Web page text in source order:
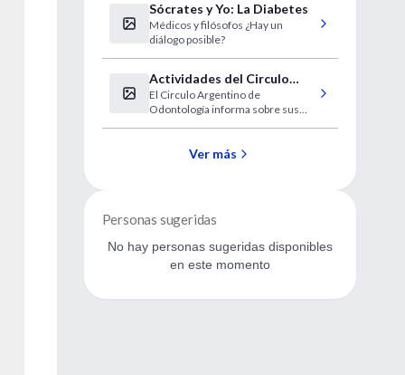
estudio advierte de que tales
remedios pueden incrementar el
riesgo de interacciones graves
con los medicamentos de
prescripción.
Sócrates y Yo: La Diabetes
Médicos y filósofos ¿Hay un
diálogo posible?
Actividades del Circulo
Argentino de Odontología
El Circulo Argentino de
Odontología informa sobre sus
junio y julio del corriente.
Ver más
Personas sugeridas
No hay personas sugeridas disponibles
en este momento